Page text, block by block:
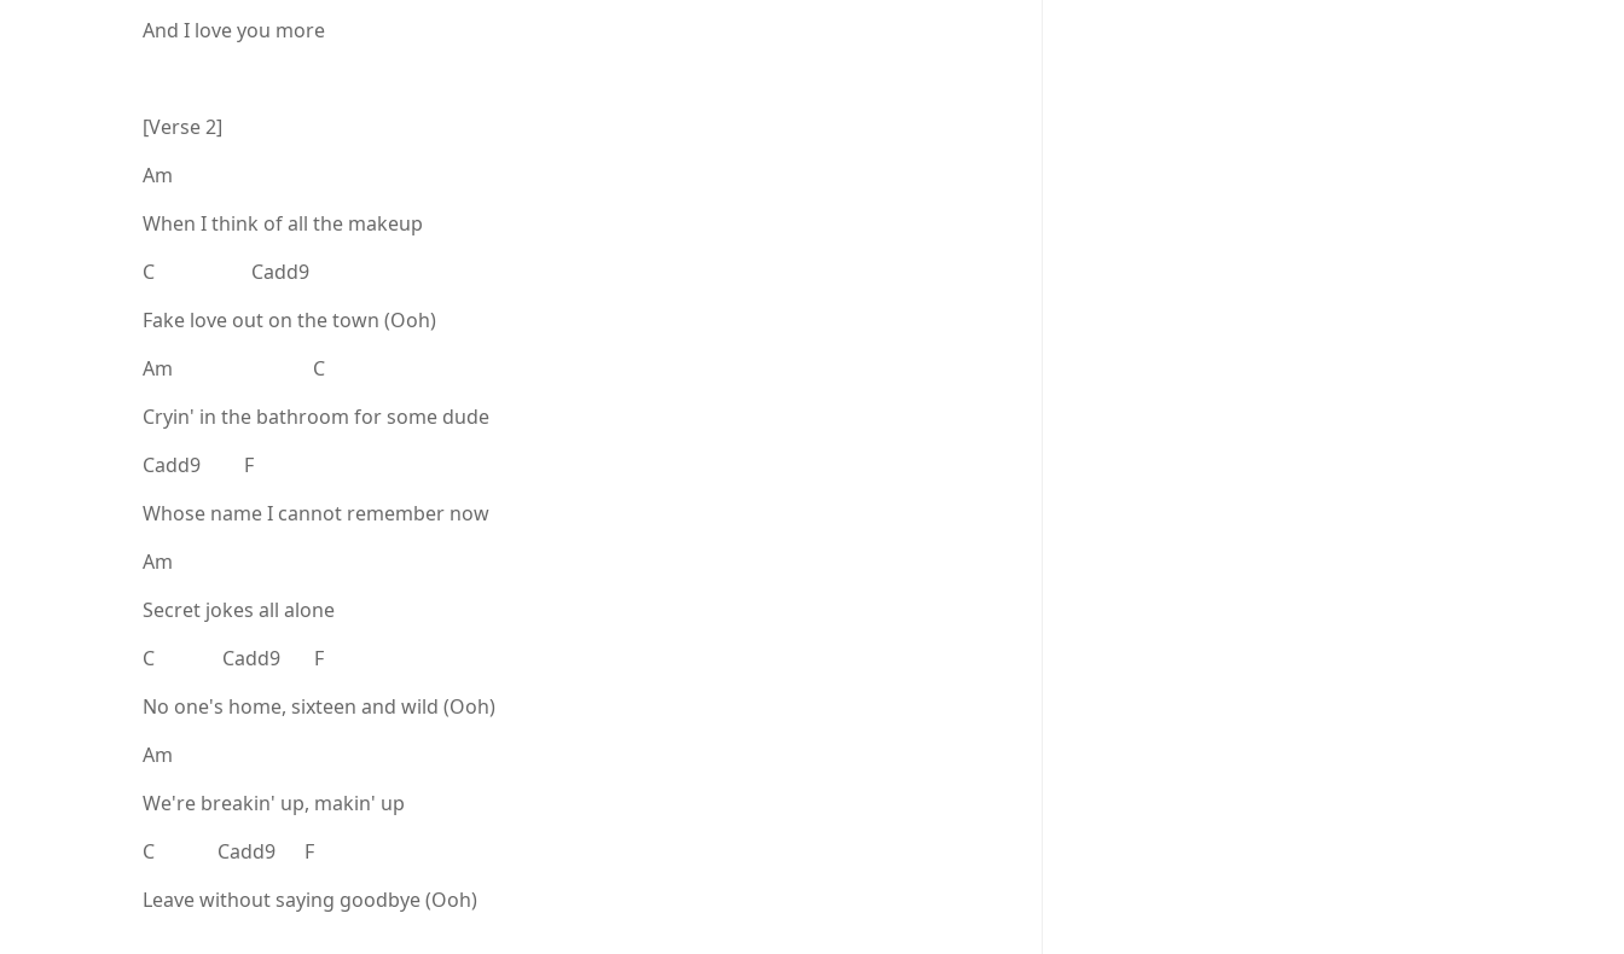
And I love you more
[Verse 2]
Am
When I think of all the makeup
C Cadd9
Fake love out on the town (Ooh)
Am C
Cryin' in the bathroom for some dude
Cadd9 F
Whose name I cannot remember now
Am
Secret jokes all alone
C Cadd9 F
No one's home, sixteen and wild (Ooh)
Am
We're breakin' up, makin' up
C Cadd9 F
Leave without saying goodbye (Ooh)